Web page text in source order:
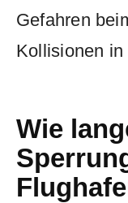
Gefahren
Kollisionen in
Wie